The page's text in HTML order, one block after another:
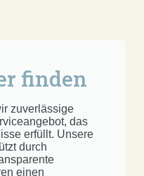
finden
zuverlässige
das
erfüllt. Unsere
durch
einen